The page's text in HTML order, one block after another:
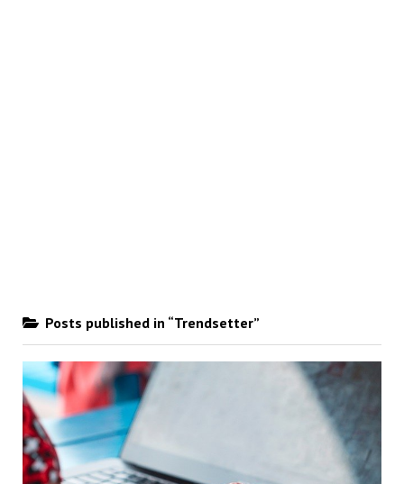
Posts published in “Trendsetter”